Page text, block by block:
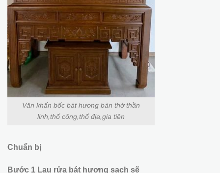
Văn khấn bốc bát hương bàn thờ thần
linh,thổ công,thổ địa,gia tiên
Chuẩn bị
Bước 1 Lau rửa bát hương sạch sẽ